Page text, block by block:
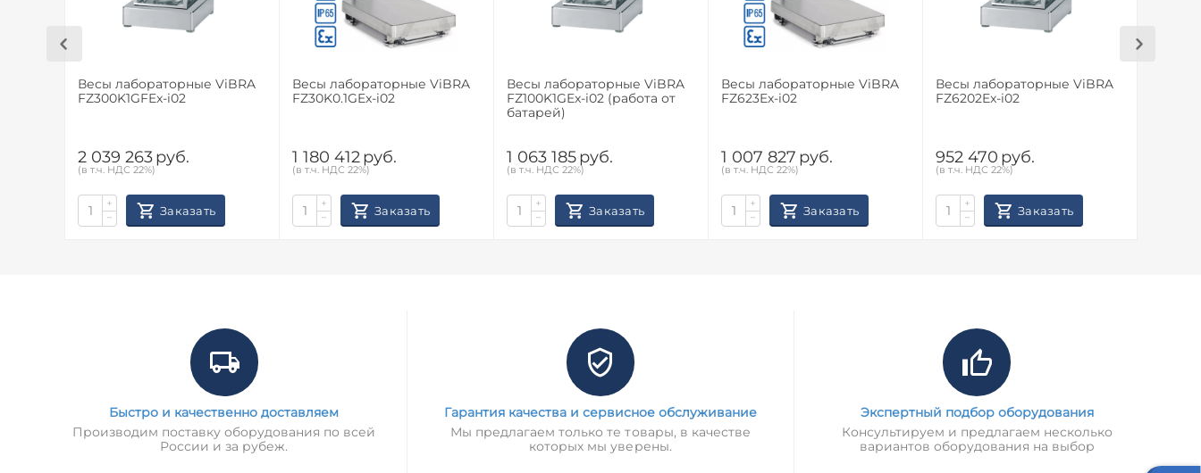
Весы лабораторные ViBRA
FZ300K1GFEx-i02
2 039 263руб.
(в т.ч. НДС 22%)
+
−
Заказать
Весы лабораторные ViBRA
FZ30K0.1GEx-i02
1 180 412руб.
(в т.ч. НДС 22%)
+
−
Заказать
Весы лабораторные ViBRA
FZ100K1GEx-i02 (работа от
батарей)
1 063 185руб.
(в т.ч. НДС 22%)
+
−
Заказать
Весы лабораторные ViBRA
FZ623Ex-i02
1 007 827 руб.
(в т.ч. НДС 22%)
+
−
Заказать
Весы лабораторные ViBRA
FZ6202Ex-i02
952 470 руб.
(в т.ч. НДС 22%)
+
−
Заказать
Быстро и качественно доставляем
Производим поставку оборудования по всей
России и за рубеж.
Гарантия качества и сервисное обслуживание
Мы предлагаем только те товары, в качестве
которых мы уверены.
Экспертный подбор оборудования
Консультируем и предлагаем несколько
вариантов оборудования на выбор